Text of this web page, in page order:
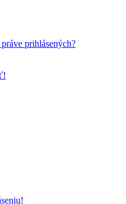
prihlásených?